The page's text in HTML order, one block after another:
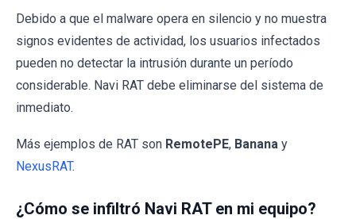
Debido a que el malware opera en silencio y no muestra
signos evidentes de actividad, los usuarios infectados
pueden no detectar la intrusión durante un período
considerable. Navi RAT debe eliminarse del sistema de
inmediato.
Más ejemplos de RAT son RemotePE, Banana y
NexusRAT.
¿Cómo se infiltró Navi RAT en mi equipo?